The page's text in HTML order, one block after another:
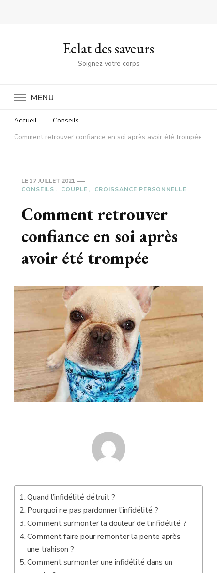
Eclat des saveurs
Soignez votre corps
MENU
Accueil
Conseils
Comment retrouver confiance en soi après avoir été trompée
LE 17 JUILLET 2021
CONSEILS
COUPLE CROISSANCE PERSONNELLE
Comment retrouver
confiance en soi après
avoir été trompée
Quand l’infidélité détruit ?
Pourquoi ne pas pardonner l’infidélité ?
Comment surmonter la douleur de l’infidélité ?
Comment faire pour remonter la pente après
une trahison ?
Comment surmonter une infidélité dans un